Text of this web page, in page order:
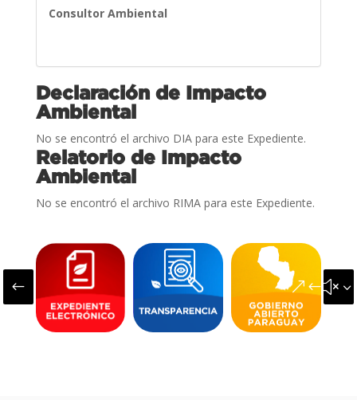
Consultor Ambiental
Declaración de Impacto
Ambiental
No se encontró el archivo DIA para este Expediente.
Relatorio de Impacto
Ambiental
No se encontró el archivo RIMA para este Expediente.
#